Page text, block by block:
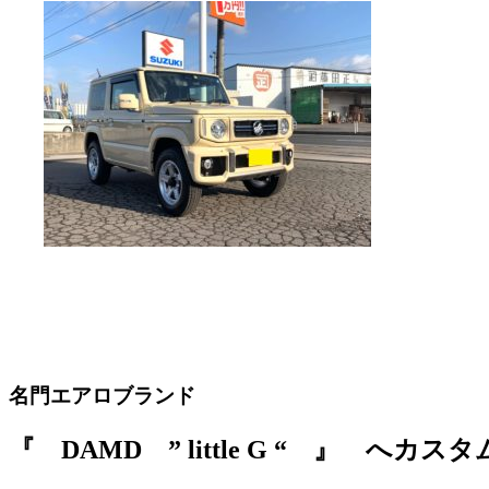
名門エアロブランド
『 DAMD ” little G “ 』 へカスタム